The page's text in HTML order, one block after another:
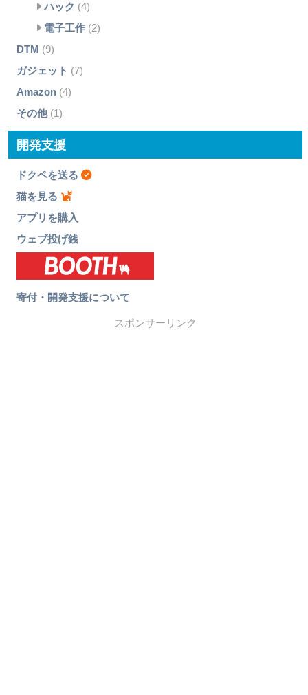
ハック (4)
電子工作(2)
DTM (9)
ガジェット (7)
Amazon(4)
その他(1)
開発支援
ドクペを送る
猫を見る
アプリを購入
ウェブ投げ銭
寄付・開発支援について
スポンサーリンク